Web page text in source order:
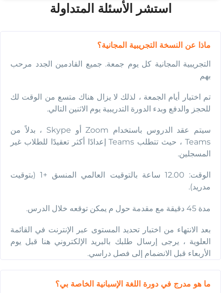
استشر الأسئلة المتداولة
ماذا عن النسخة التجريبية المجانية؟
التجريبية المجانية كل يوم جمعة. جميع القادمين الجدد مرحب
بهم
تم اختيار أيام الجمعة ، لذلك لا يزال هناك متسع من الوقت لك
للحجز والدفع وبدء الدورة التدريبية يوم الاثنين التالي.
سيتم عقد الدروس باستخدام Zoom أو Skype ، بدلاً من
Teams ، حيث تتطلب Teams إعدادًا أكثر تعقيدًا للطلاب غير
المسجلين.
الوقت: 12.00 ساعة بالتوقيت العالمي المنسق +1 (بتوقيت
مدريد).
مدة 45 دقيقة مع مقدمة حول م يمكن توقعه خلال الدرس.
بعد الانتهاء من اختبار تحديد المستوى عبر الإنترنت في القائمة
العلوية ، يرجى إرسال طلبك بالبريد الإلكتروني هنا قبل يوم
الأربعاء قبل الانضمام إلى فصل دراسي.
ما هو مدرج في دورة اللغة الإسبانية الخاصة بي؟